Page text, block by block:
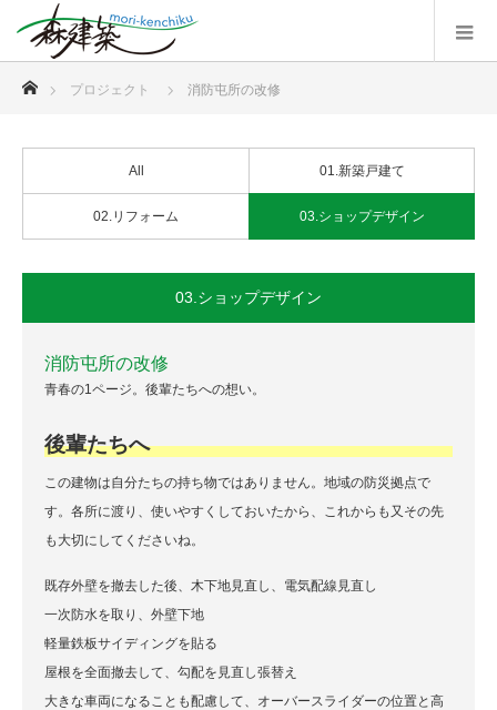
プロジェクト 消防屯所の改修
All 01.新築戸建て
02.リフォーム 03.ショップデザイン
03.ショップデザイン
消防屯所の改修
青春の1ページ。後輩たちへの想い。
後輩たちへ
この建物は自分たちの持ち物ではありません。地域の防災拠点で
す。各所に渡り、使いやすくしておいたから、これからも又その先
も大切にしてくださいね。
既存外壁を撤去した後、木下地見直し、電気配線見直し
一次防水を取り、外壁下地
軽量鉄板サイディングを貼る
屋根を全面撤去して、勾配を見直し張替え
大きな車両になることも配慮して、オーバースライダーの位置と高